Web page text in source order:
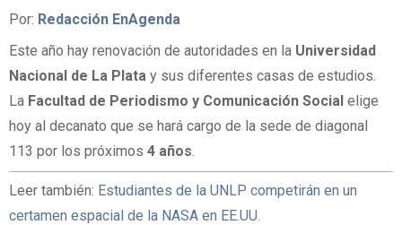
Por: Redacción EnAgenda
Este año hay renovación de autoridades en la Universidad
Nacional de La Plata y sus diferentes casas de estudios.
La Facultad de Periodismo y Comunicación Social elige
hoy al decanato que se hará cargo de la sede de diagonal
113 por los próximos 4 años.
Leer también: Estudiantes de la UNLP competirán en un
certamen espacial de la NASA en EE.UU.